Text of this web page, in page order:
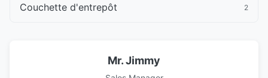
Couchette d'entrepôt 2
Mr. Jimmy